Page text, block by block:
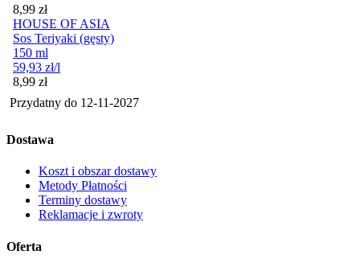
Cena
8,99 zł
HOUSE OF ASIA
Sos Teriyaki (gęsty)
150 ml
59,93 zł/l
Cena
8,99 zł
Przydatny do 12-11-2027
Dostawa
Koszt i obszar dostawy
Metody Płatności
Terminy dostawy
Reklamacje i zwroty
Oferta